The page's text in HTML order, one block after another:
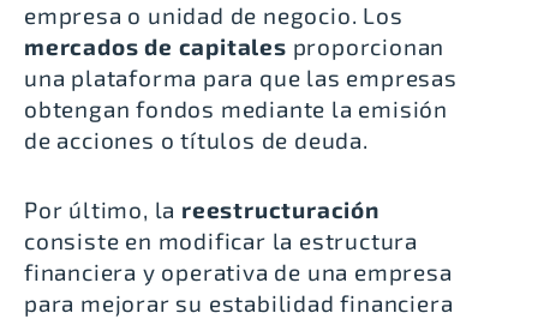
empresa o unidad de negocio. Los
mercados de capitales proporcionan
una plataforma para que las empresas
obtengan fondos mediante la emisión
de acciones o títulos de deuda.
Por último, la reestructuración
consiste en modificar la estructura
financiera y operativa de una empresa
para mejorar su estabilidad financiera